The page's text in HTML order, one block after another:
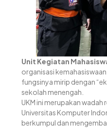
Unit Kegiatan
organisasi
fungsinya mirip dengan
sekolah menengah.
UKM ini merupakan wadah
Universitas Komputer
berkumpul dan